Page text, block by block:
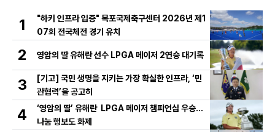
1
"하키 인프라 입증" 목포국제축구센터 2026년 제1
07회 전국체전 경기 유치
2 영암의 딸 유해란 선수 LPGA 메이저 2연승 대기록
3
[기고] 국민 생명을 지키는 가장 확실한 인프라, ‘민
관협력’을 공고히
4
‘영암의 딸’ 유해란 LPGA 메이저 챔피언십 우승…
나눔 행보도 화제